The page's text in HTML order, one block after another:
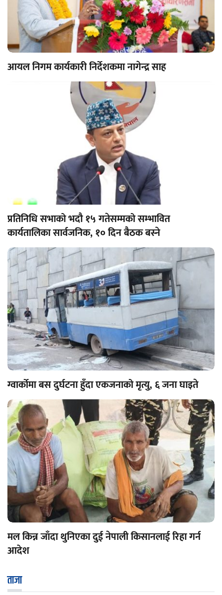
आयल निगम कार्यकारी निर्देशकमा नागेन्द्र साह
प्रतिनिधि सभाको भदौ १५ गतेसम्मको सम्भावित
कार्यतालिका सार्वजनिक, १० दिन बैठक बस्ने
ग्वार्कोमा बस दुर्घटना हुँदा एकजनाको मृत्यु, ६ जना घाइते
मल किन्न जाँदा थुनिएका दुई नेपाली किसानलाई रिहा गर्न
आदेश
ताजा